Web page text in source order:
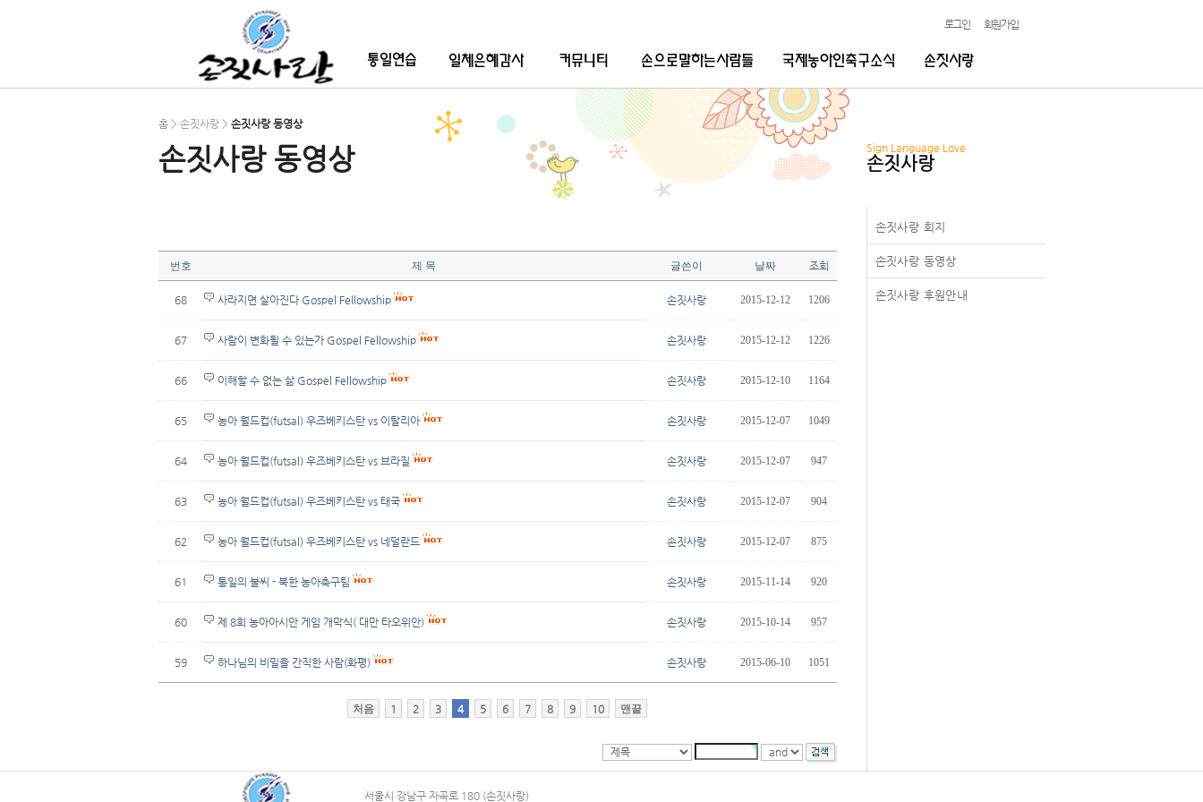
로그인 회원가입
Sign Language Love
손짓사랑
손짓사랑 회지
손짓사랑 동영상
손짓사랑 후원안내
손짓사랑 동영상
홈 > 손짓사랑 > 손짓사랑 동영상
번호 제 목 글쓴이 날짜 조회
68 사라지면 살아진다 Gospel Fellowship 손짓사랑 2015-12-12 1206
67 사람이 변화될 수 있는가 Gospel Fellowship 손짓사랑 2015-12-12 1226
66 이해할 수 없는 삶 Gospel Fellowship 손짓사랑 2015-12-10 1164
65 농아 월드컵(futsal) 우즈베키스탄 vs 이탈리아 손짓사랑 2015-12-07 1049
64 농아 월드컵(futsal) 우즈베키스탄 vs 브라질 손짓사랑 2015-12-07 947
63 농아 월드컵(futsal) 우즈베키스탄 vs 태국 손짓사랑 2015-12-07 904
62 농아 월드컵(futsal) 우즈베키스탄 vs 네덜란드 손짓사랑 2015-12-07 875
61 통일의 불씨 - 북한 농아축구팀 손짓사랑 2015-11-14 920
60 제 8회 농아아시안 게임 개막식( 대만 타오위안) 손짓사랑 2015-10-14 957
59 하나님의 비밀을 간직한 사람(화평) 손짓사랑 2015-06-10 1051
처음 1 2 3 4 5 6 7 8 9 10 맨끝
서울시 강남구 자곡로 180 (손짓사랑)